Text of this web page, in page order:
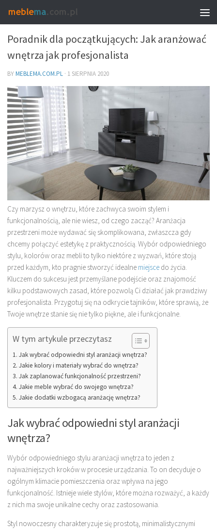
MEBLE I WNĘTRZA
Poradnik dla początkujących: Jak aranżować
wnętrza jak profesjonalista
BYMEBLEMA.COM.PL · 1 SIERPNIA 2020
Czy marzysz o wnętrzu, które zachwyca swoim stylem i
funkcjonalnością, ale nie wiesz, od czego zacząć? Aranżacja
przestrzeni może wydawać się skomplikowana, zwłaszcza gdy
chcemy połączyć estetykę z praktycznością. Wybór odpowiedniego
stylu, kolorów oraz mebli to tylko niektóre z wyzwań, które stoją
przed każdym, kto pragnie stworzyć idealne miejsce do życia.
Kluczem do sukcesu jest przemyślane podejście oraz znajomość
kilku podstawowych zasad, które pozwolą Ci działać jak prawdziwy
profesjonalista. Przygotuj się na odkrycie tajników, które sprawią, że
Twoje wnętrze stanie się nie tylko piękne, ale i funkcjonalne.
W tym artykule przeczytasz
Jak wybrać odpowiedni styl aranżacji wnętrza?
Jakie kolory i materiały wybrać do wnętrza?
Jak zaplanować funkcjonalność przestrzeni?
Jakie meble wybrać do swojego wnętrza?
Jakie dodatki wzbogacą aranżację wnętrza?
Jak wybrać odpowiedni styl aranżacji
wnętrza?
Wybór odpowiedniego stylu aranżacji wnętrza to jeden z
najważniejszych kroków w procesie urządzania. To on decyduje o
ogólnym klimacie pomieszczenia oraz wpływa na jego
funkcjonalność. Istnieje wiele stylów, które można rozważyć, a każdy
z nich ma swoje unikalne cechy oraz zastosowania.
Styl nowoczesny charakteryzuje się prostotą, minimalistycznymi